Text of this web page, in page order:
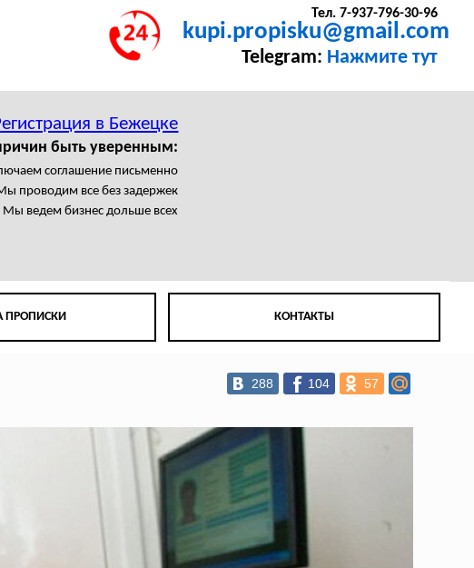
Тел. 7-937-796-30-96
kupi.propisku@gmail.com
Telegram: Нажмите тут
в Бежецке
быть уверенным:
соглашение письменно
проводим все без задержек
Мы ведем бизнес дольше всех
ПРОПИСКИ КОНТАКТЫ
288 104 57